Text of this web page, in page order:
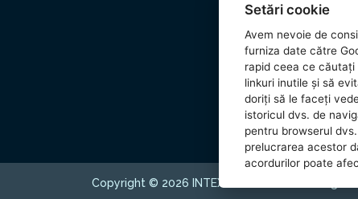
Copyright © 2026 INTEX TRADING s.r.o. All rights
Setări cookie
Avem nevoie de
furniza date către
rapid ceea ce
linkuri inutile și să
doriți să le faceți
istoricul dvs. de
pentru browserul
prelucrarea acestor
acordurilor poate